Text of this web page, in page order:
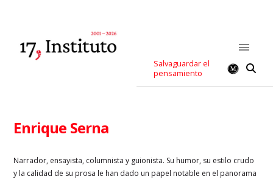
Salvaguardar el
pensamiento
Enrique Serna
Narrador, ensayista, columnista y guionista. Su humor, su estilo crudo
y la calidad de su prosa le han dado un papel notable en el panorama